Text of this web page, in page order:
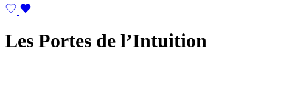
Les Portes de l’Intuition